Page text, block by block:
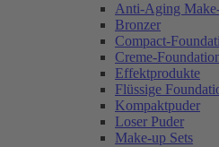
Anti-Aging
Bronzer
Compact-
Creme-
Effektprodukte
Flüssige
Kompaktpuder
Loser Puder
Make-up Sets